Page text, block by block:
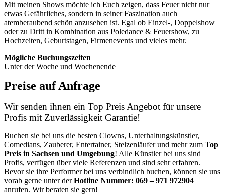
Mit meinen Shows möchte ich Euch zeigen, dass Feuer nicht nur
etwas Gefährliches, sondern in seiner Faszination auch
atemberaubend schön anzusehen ist. Egal ob Einzel-, Doppelshow
oder zu Dritt in Kombination aus Poledance & Feuershow, zu
Hochzeiten, Geburtstagen, Firmenevents und vieles mehr.
Mögliche Buchungszeiten
Unter der Woche und Wochenende
Preise auf Anfrage
Wir senden ihnen ein Top Preis Angebot für unsere
Profis mit Zuverlässigkeit Garantie!
Buchen sie bei uns die besten Clowns, Unterhaltungskünstler,
Comedians, Zauberer, Entertainer, Stelzenläufer und mehr zum Top
Preis in Sachsen und Umgebung! Alle Künstler bei uns sind
Profis, verfügen über viele Referenzen und sind sehr erfahren.
Bevor sie ihre Performer bei uns verbindlich buchen, können sie uns
vorab gerne unter derHotline Nummer: 069 – 971 972904
anrufen. Wir beraten sie gern!